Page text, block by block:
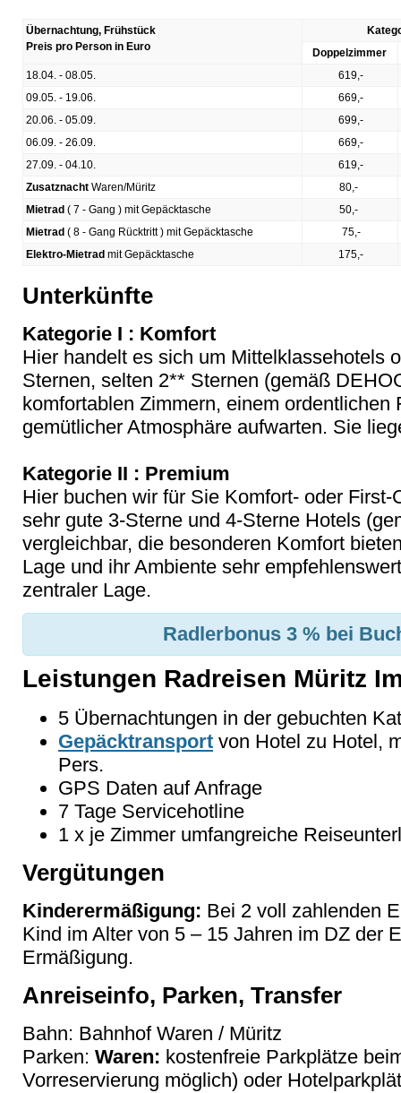
Übernachtung, Frühstück
Preis pro Person in Euro
Doppelzimmer
18.04. - 08.05.
619,-
09.05. - 19.06.
669,-
20.06. - 05.09.
699,-
06.09. - 26.09.
669,-
27.09. - 04.10.
619,-
Zusatznacht Waren/Müritz
80,-
Mietrad ( 7 - Gang ) mit Gepäcktasche
50,-
Mietrad ( 8 - Gang Rücktritt ) mit Gepäcktasche
75,-
Elektro-Mietrad mit Gepäcktasche 175,-
Unterkünfte
Kategorie I : Komfort
Hier handelt es sich um Mittelklassehotels
Sternen, selten 2** Sternen (gemäß
komfortablen Zimmern, einem ordentlichen
gemütlicher Atmosphäre aufwarten. Sie
Kategorie II : Premium
Hier buchen wir für Sie Komfort- oder
sehr gute 3-Sterne und 4-Sterne Hotels
vergleichbar, die besonderen Komfort
Lage und ihr Ambiente sehr
zentraler Lage.
Radlerbonus 3 % bei
Leistungen Radreisen Müritz
5 Übernachtungen in der gebuchten
Gepäcktransport von Hotel zu Hotel,
Pers.
GPS Daten auf Anfrage
7 Tage Servicehotline
1 x je Zimmer umfangreiche
Vergütungen
Kinderermäßigung: Bei 2 voll zahlenden
Kind im Alter von 5 – 15 Jahren im DZ der
Ermäßigung.
Anreiseinfo, Parken, Transfer
Bahn: Bahnhof Waren / Müritz
Parken: Waren: kostenfreie Parkplätze
Vorreservierung möglich) oder